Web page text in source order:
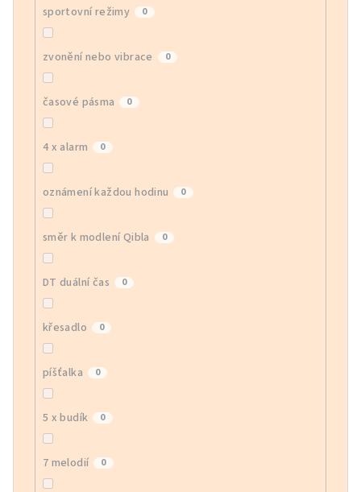
sportovní režimy 0
zvonění nebo vibrace 0
časové pásma 0
4 x alarm 0
oznámení každou hodinu 0
směr k modlení Qibla 0
DT duální čas 0
křesadlo 0
píšťalka 0
5 x budík 0
7 melodií 0